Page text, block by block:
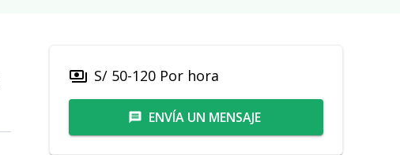
payments S/ 50-120 Por hora
message ENVÍA UN MENSAJE